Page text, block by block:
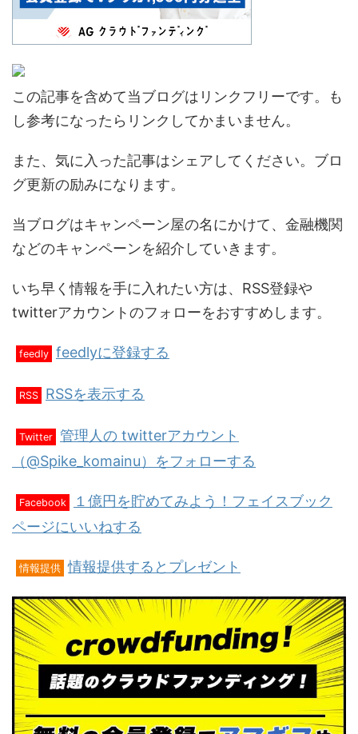
この記事を含めて当ブログはリンクフリーです。も
し参考になったらリンクしてかまいません。
また、気に入った記事はシェアしてください。ブロ
グ更新の励みになります。
当ブログはキャンペーン屋の名にかけて、金融機関
などのキャンペーンを紹介していきます。
いち早く情報を手に入れたい方は、RSS登録や
twitterアカウントのフォローをおすすめします。
feedly feedlyに登録する
RSS RSSを表示する
Twitter 管理人の twitterアカウント
（@Spike_komainu）をフォローする
Facebook
１億円を貯めてみよう！フェイスブック
ページにいいねする
情報提供 情報提供するとプレゼント